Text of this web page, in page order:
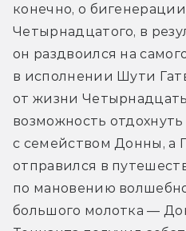
конечно, о
Четырнадцатого, в
он раздвоился на
в исполнении Шути
от жизни
возможность
с семейством Донны, а
отправился в
по мановению
большого молотка —